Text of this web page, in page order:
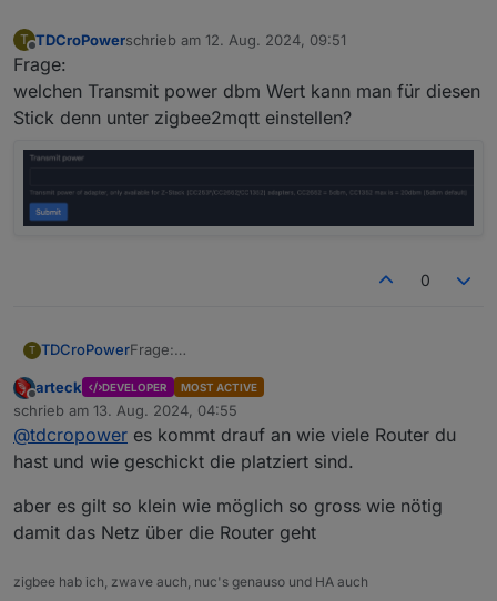
T TDCroPowerschrieb am 12. Aug. 2024, 09:51
zuletzt editiert von
Frage:
welchen Transmit power dbm Wert kann man für diesen
Stick denn unter zigbee2mqtt einstellen?
0
T TDCroPowerFrage:
diesen Stick denn unter zigbee2mqtt einstellen?
Offline
arteck DEVELOPER MOST ACTIVE
schrieb am 13. Aug. 2024, 04:55
zuletzt editiert von
@tdcropower es kommt drauf an wie viele Router du
hast und wie geschickt die platziert sind.
aber es gilt so klein wie möglich so gross wie nötig
damit das Netz über die Router geht
zigbee hab ich, zwave auch, nuc's genauso und HA auch